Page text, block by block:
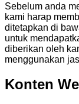
Sebelum anda
kami harap
ditetapkan di
untuk
diberikan oleh
menggunakan
Konten